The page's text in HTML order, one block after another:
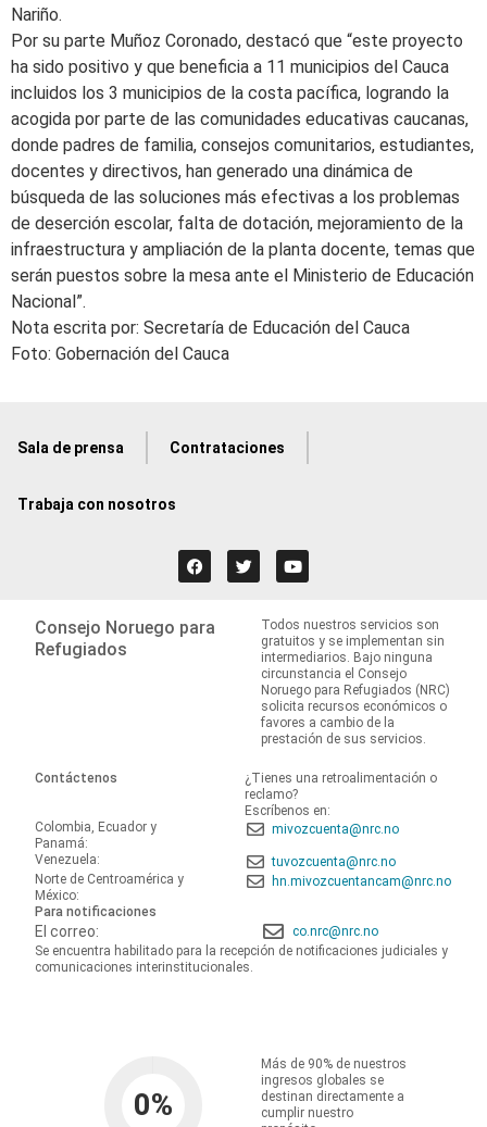
Nariño.
Por su parte Muñoz Coronado, destacó que “este proyecto
ha sido positivo y que beneficia a 11 municipios del Cauca
incluidos los 3 municipios de la costa pacífica, logrando la
acogida por parte de las comunidades educativas caucanas,
donde padres de familia, consejos comunitarios, estudiantes,
docentes y directivos, han generado una dinámica de
búsqueda de las soluciones más efectivas a los problemas
de deserción escolar, falta de dotación, mejoramiento de la
infraestructura y ampliación de la planta docente, temas que
serán puestos sobre la mesa ante el Ministerio de Educación
Nacional”.
Nota escrita por: Secretaría de Educación del Cauca
Foto: Gobernación del Cauca
Sala de prensa Contrataciones
Trabaja con nosotros
Consejo Noruego para
Refugiados
Todos nuestros servicios son
gratuitos y se implementan sin
intermediarios. Bajo ninguna
circunstancia el Consejo
Noruego para Refugiados (NRC)
solicita recursos económicos o
favores a cambio de la
prestación de sus servicios.
Contáctenos
¿Tienes una retroalimentación o
reclamo?
Escríbenos en:
Colombia, Ecuador y
Panamá:
mivozcuenta@nrc.no
Venezuela:
tuvozcuenta@nrc.no
Norte de Centroamérica y
México:
hn.mivozcuentancam@nrc.no
Para notificaciones
El correo:
co.nrc@nrc.no
Se encuentra habilitado para la recepción de notificaciones judiciales y
comunicaciones interinstitucionales.
0%
Más de 90% de nuestros
ingresos globales se
destinan directamente a
cumplir nuestro